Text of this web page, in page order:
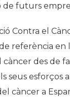
de futurs
Contra el
de referència en
des de fa
seus esforços
càncer a